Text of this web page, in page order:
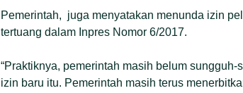
Pemerintah, juga menyatakan menunda izin
tertuang dalam Inpres Nomor 6/2017.
“Praktiknya, pemerintah masih belum
izin baru itu. Pemerintah masih terus